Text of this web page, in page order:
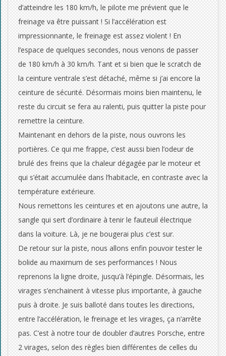
d’atteindre les 180 km/h, le pilote me prévient que le
freinage va être puissant ! Si l’accélération est
impressionnante, le freinage est assez violent ! En
l’espace de quelques secondes, nous venons de passer
de 180 km/h à 30 km/h. Tant et si bien que le scratch de
la ceinture ventrale s’est détaché, même si j’ai encore la
ceinture de sécurité. Désormais moins bien maintenu, le
reste du circuit se fera au ralenti, puis quitter la piste pour
remettre la ceinture.
Maintenant en dehors de la piste, nous ouvrons les
portières. Ce qui me frappe, c’est aussi bien l’odeur de
brulé des freins que la chaleur dégagée par le moteur et
qui s’était accumulée dans l’habitacle, en contraste avec la
température extérieure.
Nous remettons les ceintures et en ajoutons une autre, la
sangle qui sert d’ordinaire à tenir le fauteuil électrique
dans la voiture. Là, je ne bougerai plus c’est sur.
De retour sur la piste, nous allons enfin pouvoir tester le
bolide au maximum de ses performances ! Nous
reprenons la ligne droite, jusqu’à l’épingle. Désormais, les
virages s’enchainent à vitesse plus importante, à gauche
puis à droite. Je suis balloté dans toutes les directions,
entre l’accélération, le freinage et les virages, ça n’arrête
pas. C’est à notre tour de doubler d’autres Porsche, entre
2 virages, selon des règles bien différentes de celles du